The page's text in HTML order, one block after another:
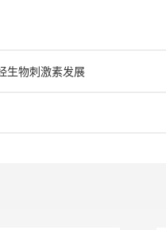
生物刺激素发展